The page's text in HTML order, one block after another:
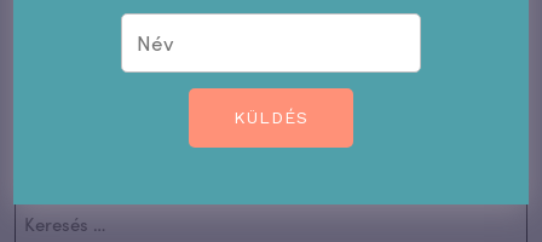
Hozzászólás küldéséhez be kell jelentkezni
KÜLDÉS